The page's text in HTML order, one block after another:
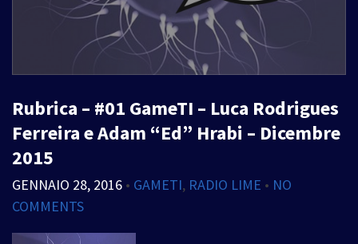
Rubrica – #01 GameTI – Luca Rodrigues
Ferreira e Adam “Ed” Hrabi – Dicembre
2015
GENNAIO 28, 2016 • GAMETI, RADIO LIME • NO
COMMENTS